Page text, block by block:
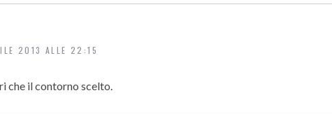
2013 ALLE 22:15
che il contorno scelto.